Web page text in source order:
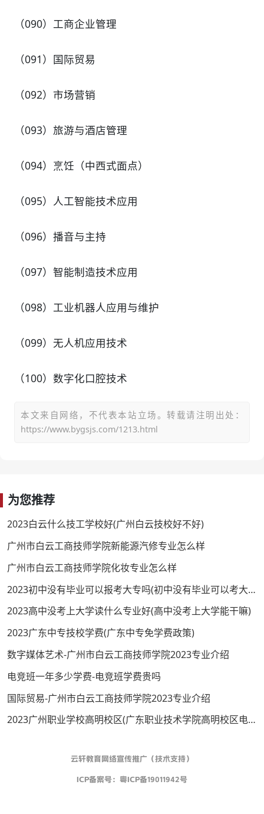
（090）工商企业管理
（091）国际贸易
（092）市场营销
（093）旅游与酒店管理
（094）烹饪（中西式面点）
（095）人工智能技术应用
（096）播音与主持
（097）智能制造技术应用
（098）工业机器人应用与维护
（099）无人机应用技术
（100）数字化口腔技术
本文来自网络，不代表本站立场。转载请注明出处：
https://www.bygsjs.com/1213.html
为您推荐
2023白云什么技工学校好(广州白云技校好不好)
广州市白云工商技师学院新能源汽修专业怎么样
广州市白云工商技师学院化妆专业怎么样
2023初中没有毕业可以报考大专吗(初中没有毕业可以考大学吗)
2023高中没考上大学读什么专业好(高中没考上大学能干嘛)
2023广东中专技校学费(广东中专免学费政策)
数字媒体艺术-广州市白云工商技师学院2023专业介绍
电竞班一年多少学费-电竞班学费贵吗
国际贸易-广州市白云工商技师学院2023专业介绍
2023广州职业学校高明校区(广东职业技术学院高明校区电话号码是多少)
云轩教育网络宣传推广（技术支持）
ICP备案号： 粤ICP备19011942号